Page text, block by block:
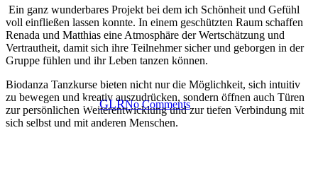
Branding Design Portfolio Webdesign Webseiten
Branding & Website für
Biodanza
By GLRNo Comments2 min read
Ein ganz wunderbares Projekt bei dem ich Schönheit und Gefühl
voll einfließen lassen konnte. In einem geschützten Raum schaffen
Renada und Matthias eine Atmosphäre der Wertschätzung und
Vertrautheit, damit sich ihre Teilnehmer sicher und geborgen in der
Gruppe fühlen und ihr Leben tanzen können.
Biodanza Tanzkurse bieten nicht nur die Möglichkeit, sich intuitiv
zu bewegen und kreativ auszudrücken, sondern öffnen auch Türen
zur persönlichen Weiterentwicklung und zur tiefen Verbindung mit
sich selbst und mit anderen Menschen.